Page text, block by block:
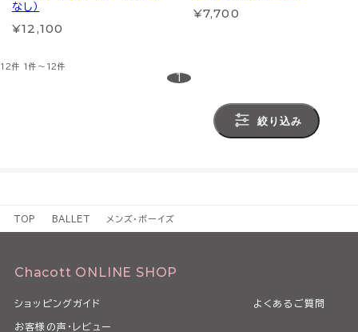
なし）
¥12,100
¥7,700
12件 1件～12件
1
絞り込み
TOP BALLET メンズ・ボーイズ
Chacott ONLINE SHOP
ショッピングガイド よくあるご質問
お客様の声・レビュー